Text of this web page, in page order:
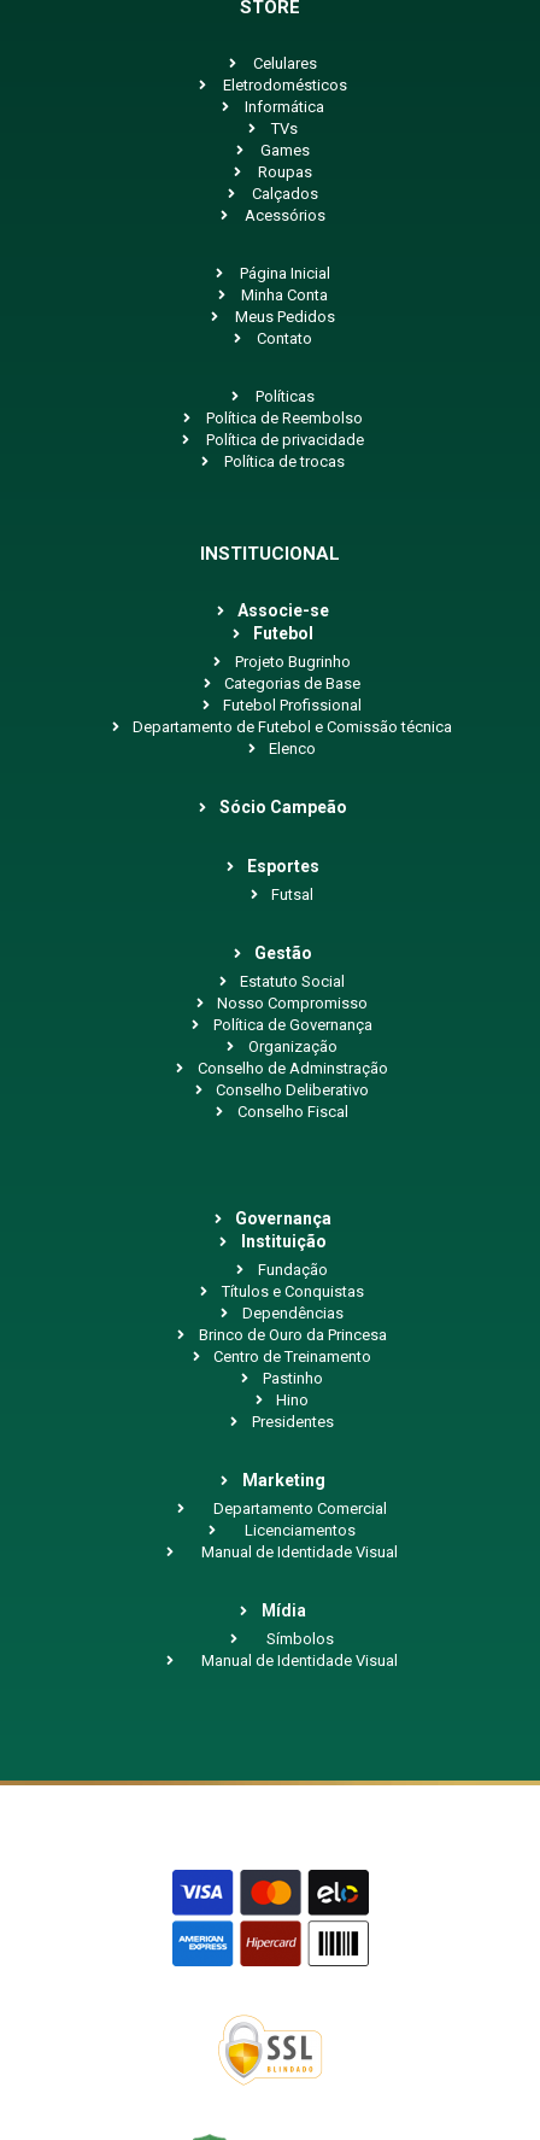
STORE
Celulares
Eletrodomésticos
Informática
TVs
Games
Roupas
Calçados
Acessórios
Página Inicial
Minha Conta
Meus Pedidos
Contato
Políticas
Política de Reembolso
Política de privacidade
Política de trocas
INSTITUCIONAL
Associe-se
Futebol
Projeto Bugrinho
Categorias de Base
Futebol Profissional
Departamento de Futebol e Comissão técnica
Elenco
Sócio Campeão
Esportes
Futsal
Gestão
Estatuto Social
Nosso Compromisso
Política de Governança
Organização
Conselho de Adminstração
Conselho Deliberativo
Conselho Fiscal
Governança
Instituição
Fundação
Títulos e Conquistas
Dependências
Brinco de Ouro da Princesa
Centro de Treinamento
Pastinho
Hino
Presidentes
Marketing
Departamento Comercial
Licenciamentos
Manual de Identidade Visual
Mídia
Símbolos
Manual de Identidade Visual